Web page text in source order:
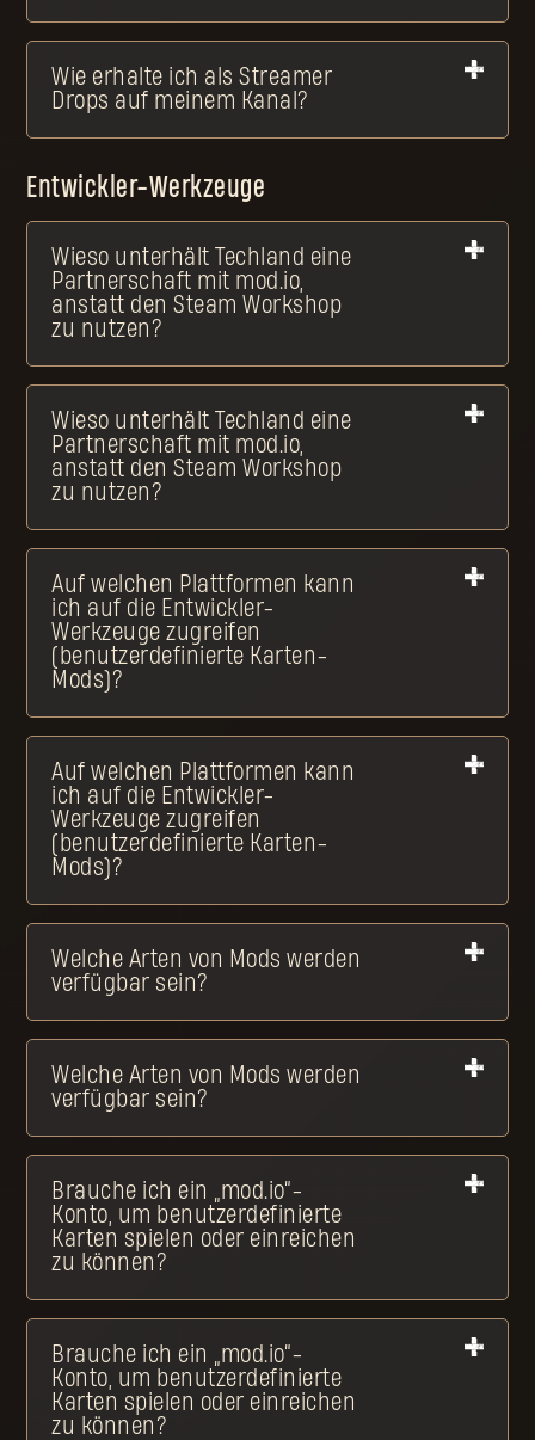
Wie erhalte ich als Streamer
Drops auf meinem Kanal?
Entwickler-Werkzeuge
Wieso unterhält Techland eine
Partnerschaft mit mod.io,
anstatt den Steam Workshop
zu nutzen?
Wieso unterhält Techland eine
Partnerschaft mit mod.io,
anstatt den Steam Workshop
zu nutzen?
Auf welchen Plattformen kann
ich auf die Entwickler-
Werkzeuge zugreifen
(benutzerdefinierte Karten-
Mods)?
Auf welchen Plattformen kann
ich auf die Entwickler-
Werkzeuge zugreifen
(benutzerdefinierte Karten-
Mods)?
Welche Arten von Mods werden
verfügbar sein?
Welche Arten von Mods werden
verfügbar sein?
Brauche ich ein „mod.io“-
Konto, um benutzerdefinierte
Karten spielen oder einreichen
zu können?
Brauche ich ein „mod.io“-
Konto, um benutzerdefinierte
Karten spielen oder einreichen
zu können?